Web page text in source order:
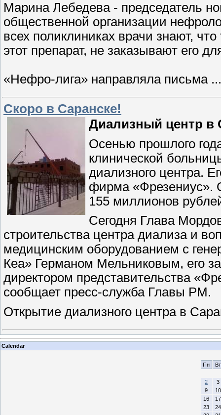
Марина Лебедева - председатель
общественной организации
всех поликлиниках врачи знают,
этот препарат, не заказывают его
«Нефро-лига» направляла письма
Скоро в Саранске!
Диализный центр в
Осенью прошлого
клинической
диализного центра.
фирма «Фрезениус».
155 миллионов
Сегодня Глава
строительства центра диализа и
медицинским оборудованием с
Кеа» Германом Мельниковым, его
директором представительства
сообщает пресс-служба Главы РМ.
Открытие диализного центра в
Calendar
Пн Вт
2
3
9
10
16
17
23
24